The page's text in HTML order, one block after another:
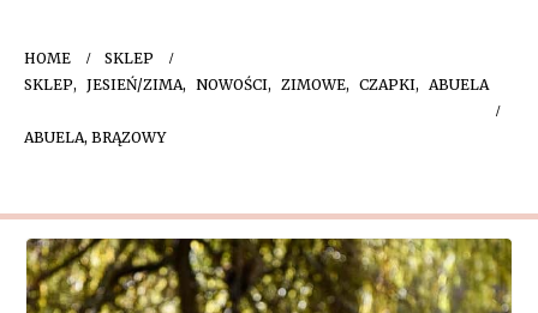
HOME
SKLEP
SKLEP, JESIEŃ/ZIMA, NOWOŚCI, ZIMOWE, CZAPKI, ABUELA
ABUELA, BRĄZOWY